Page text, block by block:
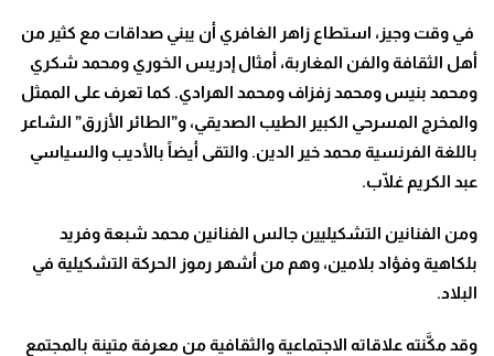
في وقت وجيز، استطاع زاهر الغافري أن يبني صداقات مع كثير من
أهل الثقافة والفن المغاربة، أمثال إدريس الخوري ومحمد شكري
ومحمد بنيس ومحمد زفزاف ومحمد الهرادي. كما تعرف على الممثل
والمخرج المسرحي الكبير الطيب الصديقي، و”الطائر الأزرق” الشاعر
باللغة الفرنسية محمد خير الدين. والتقى أيضاً بالأديب والسياسي
عبد الكريم غلّاب.
ومن الفنانين التشكيليين جالس الفنانين محمد شبعة وفريد
بلكاهية وفؤاد بلامين، وهم من أشهر رموز الحركة التشكيلية في
البلاد.
وقد مكَّنته علاقاته الاجتماعية والثقافية من معرفة متينة بالمجتمع